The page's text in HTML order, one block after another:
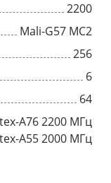
2200
Mali-G57 MC2
256
6
64
A76 2200 МГц
A55 2000 МГц